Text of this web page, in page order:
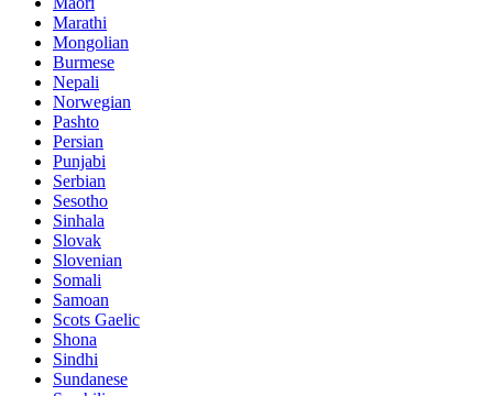
Marathi
Mongolian
Burmese
Nepali
Norwegian
Pashto
Persian
Punjabi
Serbian
Sesotho
Sinhala
Slovak
Slovenian
Somali
Samoan
Scots Gaelic
Shona
Sindhi
Sundanese